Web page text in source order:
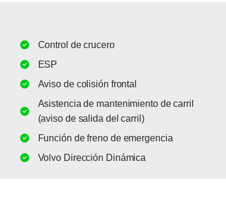
Control de crucero
ESP
Aviso de colisión frontal
Asistencia de mantenimiento de carril
(aviso de salida del carril)
Función de freno de emergencia
Volvo Dirección Dinámica